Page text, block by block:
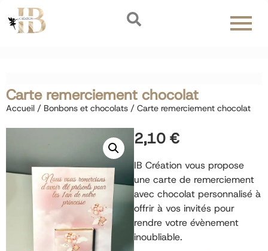
Carte remerciement chocolat
Accueil / Bonbons et chocolats / Carte remerciement chocolat
2,10 €
IB Création vous propose
une carte de remerciement
avec chocolat personnalisé à
offrir à vos invités pour
rendre votre évènement
inoubliable.